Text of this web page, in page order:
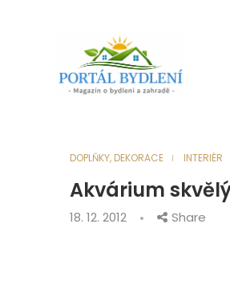
DOPLŇKY, DEKORACE INTERIÉR
Akvárium
18. 12. 2012 Share